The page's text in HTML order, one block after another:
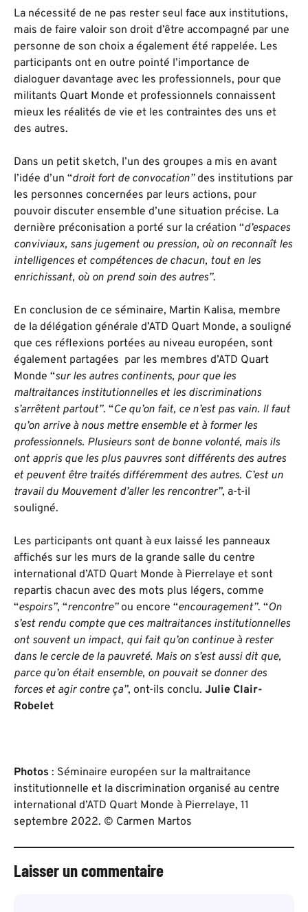
La nécessité de ne pas rester seul face aux institutions,
mais de faire valoir son droit d’être accompagné par une
personne de son choix a également été rappelée. Les
participants ont en outre pointé l’importance de
dialoguer davantage avec les professionnels, pour que
militants Quart Monde et professionnels connaissent
mieux les réalités de vie et les contraintes des uns et
des autres.
Dans un petit sketch, l’un des groupes a mis en avant
l’idée d’un “droit fort de convocation”des institutions par
les personnes concernées par leurs actions, pour
pouvoir discuter ensemble d’une situation précise. La
dernière préconisation a porté sur la création “d’espaces
conviviaux, sans jugement ou pression, où on reconnaît les
intelligences et compétences de chacun, tout en les
enrichissant, où on prend soin des autres”.
En conclusion de ce séminaire, Martin Kalisa, membre
de la délégation générale d’ATD Quart Monde, a souligné
que ces réflexions portées au niveau européen, sont
également partagées par les membres d’ATD Quart
Monde “sur les autres continents, pour que les
maltraitances institutionnelles et les discriminations
s’arrêtent partout”. “Ce qu’on fait, ce n’est pas vain. Il faut
qu’on arrive à nous mettre ensemble et à former les
professionnels. Plusieurs sont de bonne volonté, mais ils
ont appris que les plus pauvres sont différents des autres
et peuvent être traités différemment des autres. C’est un
travail du Mouvement d’aller les rencontrer”, a-t-il
souligné.
Les participants ont quant à eux laissé les panneaux
affichés sur les murs de la grande salle du centre
international d’ATD Quart Monde à Pierrelaye et sont
repartis chacun avec des mots plus légers, comme
“espoirs”, “rencontre”ou encore “encouragement”. “On
s’est rendu compte que ces maltraitances institutionnelles
ont souvent un impact, qui fait qu’on continue à rester
dans le cercle de la pauvreté. Mais on s’est aussi dit que,
parce qu’on était ensemble, on pouvait se donner des
forces et agir contre ça”, ont-ils conclu. Julie Clair-
Robelet
Photos : Séminaire européen sur la maltraitance
institutionnelle et la discrimination organisé au centre
international d’ATD Quart Monde à Pierrelaye, 11
septembre 2022. © Carmen Martos
Laisser un commentaire